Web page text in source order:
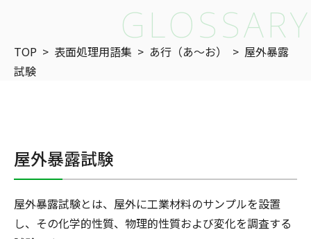
表面処理の基礎知識
お問い合わせ
GLOSSARY
TOP > 表面処理用語集 > あ行（あ〜お） > 屋外暴露
試験
屋外暴露試験
屋外暴露試験とは、屋外に工業材料のサンプルを設置
し、その化学的性質、物理的性質および変化を調査する